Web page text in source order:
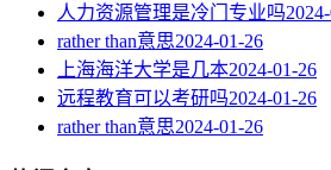
人力资源管理是冷门专业吗
rather than意思2024-01-26
上海海洋大学是几本2024-01-26
远程教育可以考研吗2024-01-26
rather than意思2024-01-26